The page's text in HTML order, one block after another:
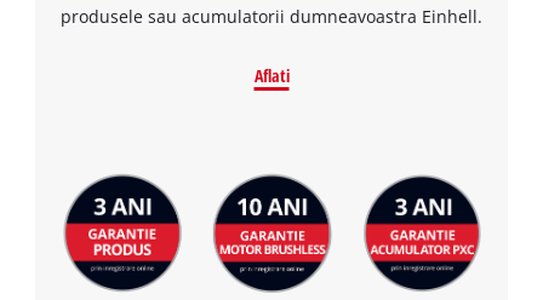
produsele sau acumulatorii dumneavoastra Einhell.
Aflati